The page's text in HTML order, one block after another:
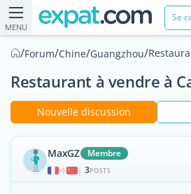
MENU
Se
/Forum/Chine/Guangzhou/
Restaurant à vendre à
Nouvelle discussion
MaxGZ Membre
| 3POSTS